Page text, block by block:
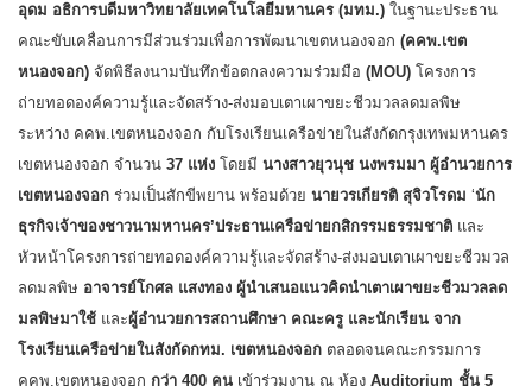
อุดม อธิการบดีมหาวิทยาลัยเทคโนโลยีมหานคร (มทม.) ในฐานะประธาน
คณะขับเคลื่อนการมีส่วนร่วมเพื่อการพัฒนาเขตหนองจอก (คคพ.เขต
หนองจอก) จัดพิธีลงนามบันทึกข้อตกลงความร่วมมือ (MOU) โครงการ
ถ่ายทอดองค์ความรู้และจัดสร้าง-ส่งมอบเตาเผาขยะชีวมวลลดมลพิษ
ระหว่าง คคพ.เขตหนองจอก กับโรงเรียนเครือข่ายในสังกัดกรุงเทพมหานคร
เขตหนองจอก จำนวน 37 แห่ง โดยมี นางสาวยุวนุช นงพรมมา ผู้อำนวยการ
เขตหนองจอก ร่วมเป็นสักขีพยาน พร้อมด้วย นายวรเกียรติ สุจิวโรดม ‘นัก
ธุรกิจเจ้าของชาวนามหานคร’ประธานเครือข่ายกสิกรรมธรรมชาติ และ
หัวหน้าโครงการถ่ายทอดองค์ความรู้และจัดสร้าง-ส่งมอบเตาเผาขยะชีวมวล
ลดมลพิษ อาจารย์โกศล แสงทอง ผู้นำเสนอแนวคิดนำเตาเผาขยะชีวมวลลด
มลพิษมาใช้ และผู้อำนวยการสถานศึกษา คณะครู และนักเรียน จาก
โรงเรียนเครือข่ายในสังกัดกทม. เขตหนองจอก ตลอดจนคณะกรรมการ
คคพ.เขตหนองจอก กว่า 400 คน เข้าร่วมงาน ณ ห้อง Auditorium ชั้น 5